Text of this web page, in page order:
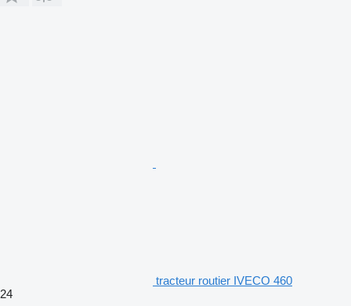
tracteur routier IVECO 460
24